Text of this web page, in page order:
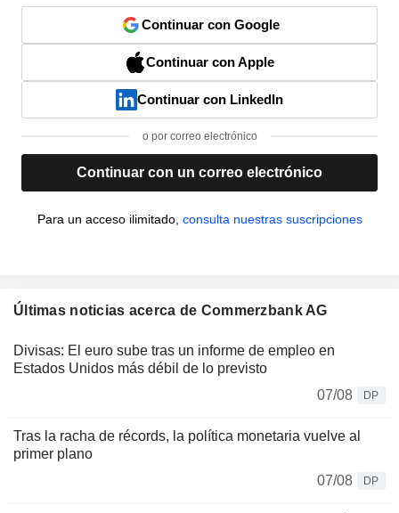
Continuar con Google
Continuar con Apple
Continuar con LinkedIn
o por correo electrónico
Continuar con un correo electrónico
Para un acceso ilimitado, consulta nuestras suscripciones
Últimas noticias acerca de Commerzbank AG
Divisas: El euro sube tras un informe de empleo en
Estados Unidos más débil de lo previsto
07/08
DP
Tras la racha de récords, la política monetaria vuelve al
primer plano
07/08
DP